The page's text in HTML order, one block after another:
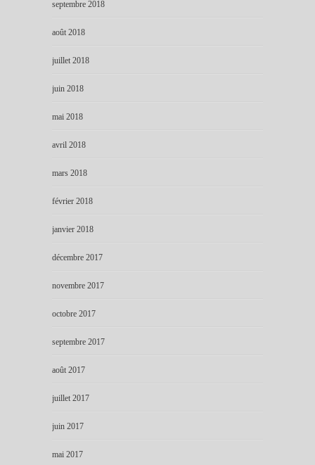
septembre 2018
août 2018
juillet 2018
juin 2018
mai 2018
avril 2018
mars 2018
février 2018
janvier 2018
décembre 2017
novembre 2017
octobre 2017
septembre 2017
août 2017
juillet 2017
juin 2017
mai 2017